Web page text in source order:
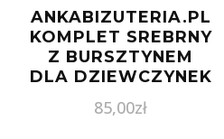
ANKABIZUTERIA.PL
KOMPLET SREBRNY
Z BURSZTYNEM
DLA DZIEWCZYNEK
85,00zł